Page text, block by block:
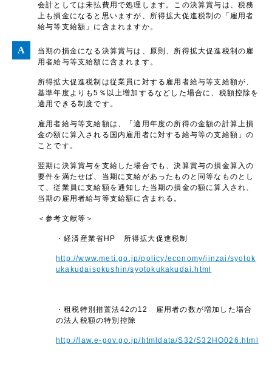
会計としては未払費用で処理します。この決算賞与は、税務
上も損金になると思いますが、所得拡大促進税制の「雇用者
給与等支給額」に含まれますか。
当期の損金になる決算賞与は、原則、所得拡大促進税制の雇
用者給与等支給額に含まれます。
所得拡大促進税制は従業員に対する雇用者給与等支給額が、
基準年度よりも5％以上増加するなどした場合に、税額控除を
適用できる制度です。
雇用者給与等支給額は、「適用年度の所得の金額の計算上損
金の額に算入される国内雇用者に対する給与等の支給額」の
ことです。
翌期に決算賞与を支給した場合でも、決算賞与の損金算入の
要件を満たせば、当期に支給があったものと同等なものとし
て、従業員に支給額を通知した当期の損金の額に算入され、
当期の雇用者給与等支給額に含まれる。
＜参考文献等＞
・経済産業省HP 所得拡大促進税制
http://www.meti.go.jp/policy/economy/jinzai/syotok
ukakudaisokushin/syotokukakudai.html
・租税特別措置法42の12 雇用者の数が増加した場合
の法人税額の特別控除
http://law.e-gov.go.jp/htmldata/S32/S32HO026.html